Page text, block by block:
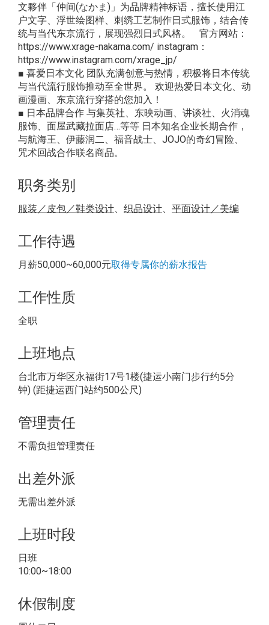
文夥伴「仲间(なかま)」为品牌精神标语，擅长使用江
户文字、浮世绘图样、刺绣工艺制作日式服饰，结合传
统与当代东京流行，展现强烈日式风格。 官方网站：
https://www.xrage-nakama.com/ instagram：
https://www.instagram.com/xrage_jp/
■ 喜爱日本文化 团队充满创意与热情，积极将日本传统
与当代流行服饰推动至全世界。 欢迎热爱日本文化、动
画漫画、东京流行穿搭的您加入！
■ 日本品牌合作 与集英社、东映动画、讲谈社、火消魂
服饰、面屋武藏拉面店…等等 日本知名企业长期合作，
与航海王、伊藤润二、福音战士、JOJO的奇幻冒险、
咒术回战合作联名商品。
职务类别
服装／皮包／鞋类设计 织品设计 平面设计／美编
工作待遇
月薪50,000~60,000元取得专属你的薪水报告
工作性质
全职
上班地点
台北市万华区永福街17号1楼(捷运小南门步行约5分
钟) (距捷运西门站约500公尺)
管理责任
不需负担管理责任
出差外派
无需出差外派
上班时段
日班
10:00~18:00
休假制度